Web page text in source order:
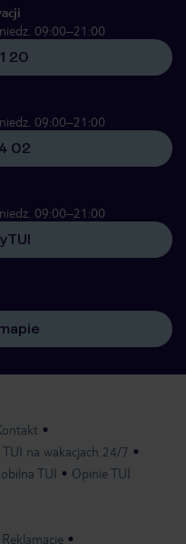
09:00–21:00
20
09:00–21:00
02
09:00–21:00
TUI na wakacjach 24/7
TUI Opinie TUI
Reklamacje